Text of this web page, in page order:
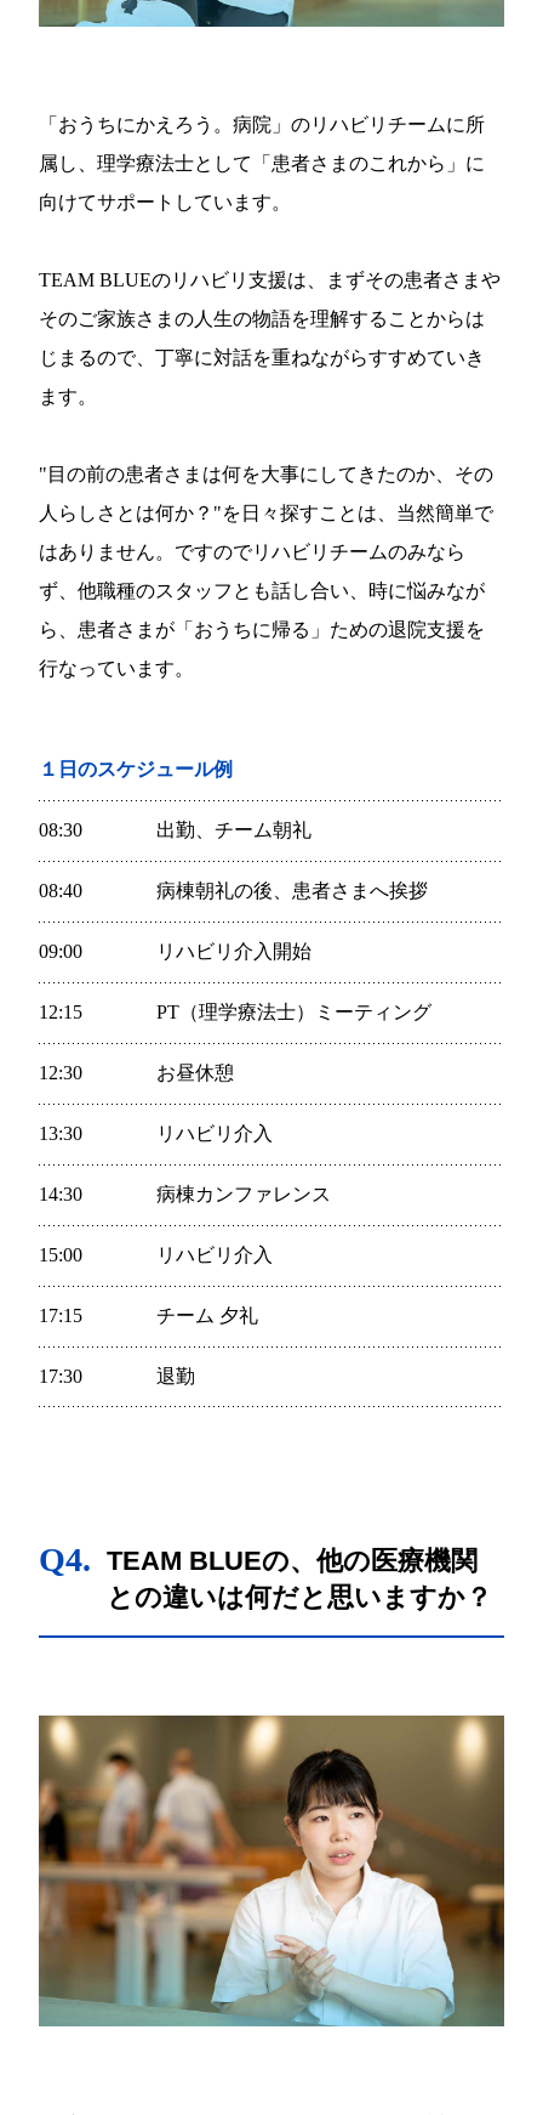
「おうちにかえろう。病院」のリハビリチームに所
属し、理学療法士として「患者さまのこれから」に
向けてサポートしています。
TEAM BLUEのリハビリ支援は、まずその患者さまや
そのご家族さまの人生の物語を理解することからは
じまるので、丁寧に対話を重ねながらすすめていき
ます。
"目の前の患者さまは何を大事にしてきたのか、その
人らしさとは何か？"を日々探すことは、当然簡単で
はありません。ですのでリハビリチームのみなら
ず、他職種のスタッフとも話し合い、時に悩みなが
ら、患者さまが「おうちに帰る」ための退院支援を
行なっています。
１日のスケジュール例
08:30 出勤、チーム朝礼
08:40 病棟朝礼の後、患者さまへ挨拶
09:00 リハビリ介入開始
12:15 PT（理学療法士）ミーティング
12:30 お昼休憩
13:30 リハビリ介入
14:30 病棟カンファレンス
15:00 リハビリ介入
17:15 チーム 夕礼
17:30 退勤
Q4. TEAM BLUEの、他の医療機関
との違いは何だと思いますか？